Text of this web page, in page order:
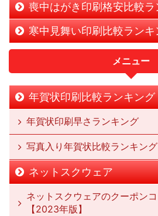
喪中はがき印刷格安比較ラ
寒中見舞い印刷比較ランキ
メニュー
年賀状印刷比較ランキング
年賀状印刷早さランキング
写真入り年賀状比較ランキング
ネットスクウェア
ネットスクウェアのクーポン
【2023年版】